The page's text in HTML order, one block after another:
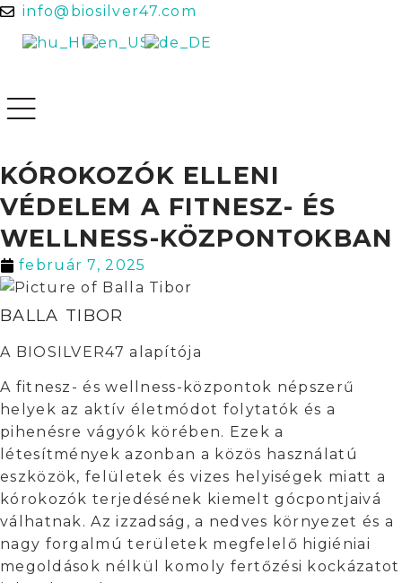
info@biosilver47.com
KÓROKOZÓK ELLENI
VÉDELEM A FITNESZ- ÉS
WELLNESS-KÖZPONTOKBAN
február 7, 2025
BALLA TIBOR
A BIOSILVER47 alapítója
A fitnesz- és wellness-központok népszerű
helyek az aktív életmódot folytatók és a
pihenésre vágyók körében. Ezek a
létesítmények azonban a közös használatú
eszközök, felületek és vizes helyiségek miatt a
kórokozók terjedésének kiemelt gócpontjaivá
válhatnak. Az izzadság, a nedves környezet és a
nagy forgalmú területek megfelelő higiéniai
megoldások nélkül komoly fertőzési kockázatot